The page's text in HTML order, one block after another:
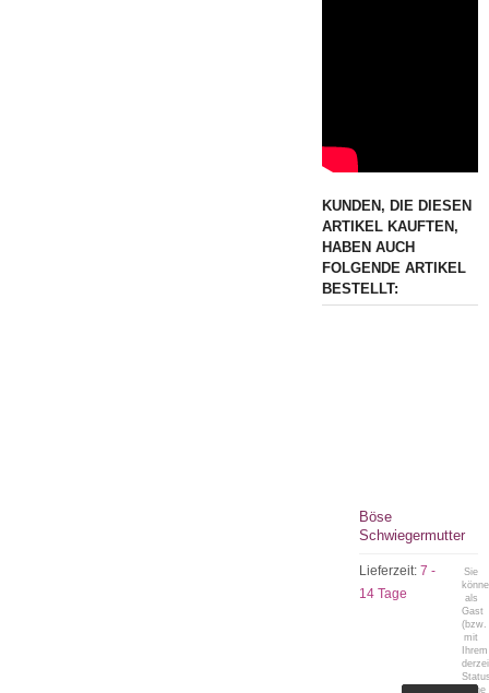
KUNDEN, DIE DIESEN
ARTIKEL KAUFTEN,
HABEN AUCH
FOLGENDE ARTIKEL
BESTELLT:
Böse
Schwiegermutter
Lieferzeit:7 -
14 Tage
Sie
als
Gast
(bzw.
mit
Ihrem
keine